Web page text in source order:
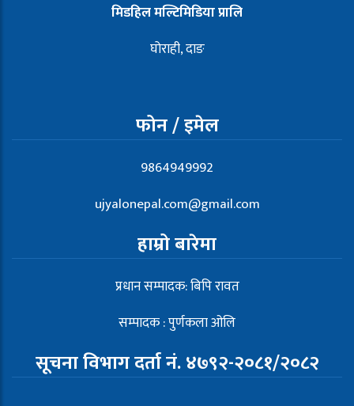
मिडहिल मल्टिमिडिया प्रालि
घोराही, दाङ
फोन / इमेल
9864949992
ujyalonepal.com@gmail.com
हाम्रो बारेमा
प्रधान सम्पादक: बिपि रावत
सम्पादक : पुर्णकला ओलि
सूचना विभाग दर्ता नं. ४७९२-२०८१/२०८२